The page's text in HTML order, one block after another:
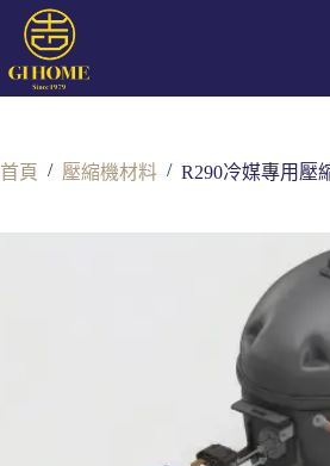
首頁 / 壓縮機材料 / R290冷媒專用壓